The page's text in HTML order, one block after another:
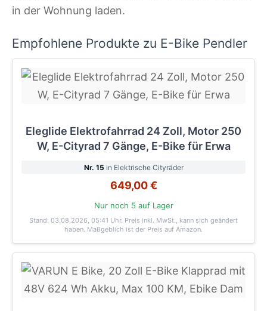
in der Wohnung laden.
Empfohlene Produkte zu E-Bike Pendler
Eleglide Elektrofahrrad 24 Zoll, Motor 250
W, E-Cityrad 7 Gänge, E-Bike für Erwa
Nr. 15 in Elektrische Cityräder
649,00 €
Nur noch 5 auf Lager
Stand: 03.08.2026, 05:41 Uhr. Preis inkl. MwSt., kann sich geändert
haben. Maßgeblich ist der Preis auf Amazon.